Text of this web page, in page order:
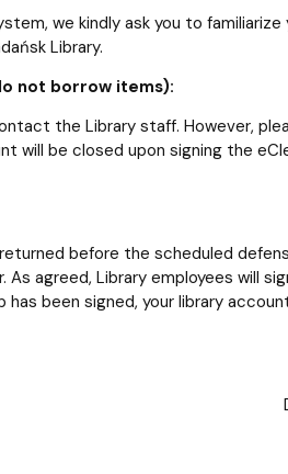
we kindly ask you to
Library.
not borrow items):
the Library staff. However,
will be closed upon signing the
before the scheduled
agreed, Library employees will
been signed, your library